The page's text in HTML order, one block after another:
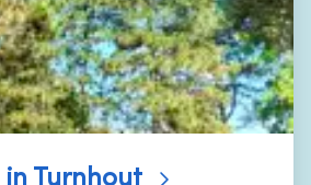
Turnhout